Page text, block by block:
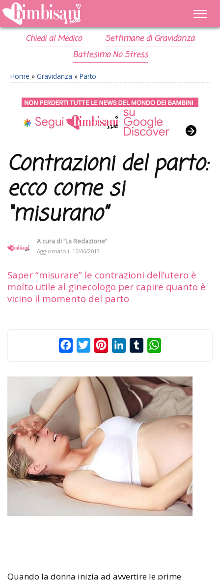
Chiedi al Medico
Settimane di Gravidanza
Battesimo No Stress
Home » Gravidanza » Parto
Contrazioni del parto:
ecco come si
“misurano”
A cura di“La Redazione”
Aggiornato il 10/06/2013
Saper “misurare” le contrazioni dell’utero è
molto utile al ginecologo per capire quanto è
vicino il momento del parto
FacebookTwitterPinterestLinkedInTumblr
Quando la donna inizia ad avvertire le prime